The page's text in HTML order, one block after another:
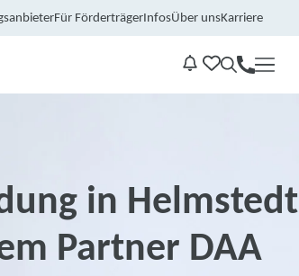
Für FörderträgerInfosÜber unsKarriere
Kontakt
in Helmstedt
Partner DAA